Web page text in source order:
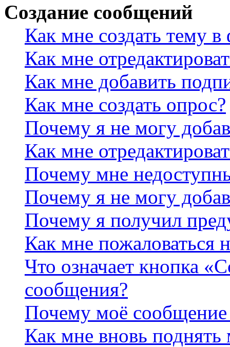
Создание сообщений
Как мне создать тему
Как мне
Как мне добавить
Как мне создать опрос?
Почему я не могу
Как мне
Почему мне
Почему я не могу
Почему я получил
Как мне пожаловаться
Что означает кнопка
сообщения?
Почему моё сообщение
Как мне вновь